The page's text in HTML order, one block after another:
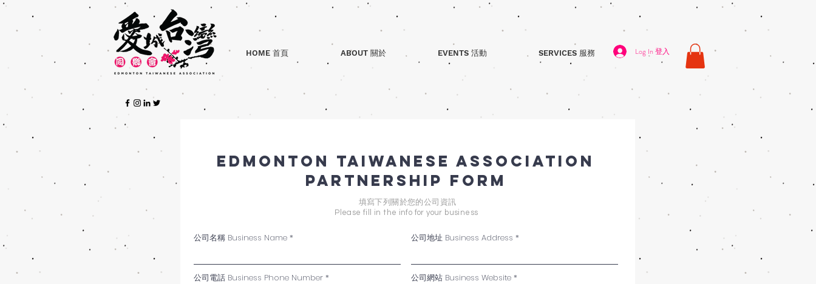
HOME 首頁 ABOUT 關於 EVENTS 活動 SERVICES 服務 Log In 登入
Edmonton Taiwanese Association
partnership Form
填寫下列關於您的公司資訊
Please fill in the info for your business
公司名稱 Business Name 公司地址 Business Address
公司電話 Business Phone Number 公司網站 Business Website